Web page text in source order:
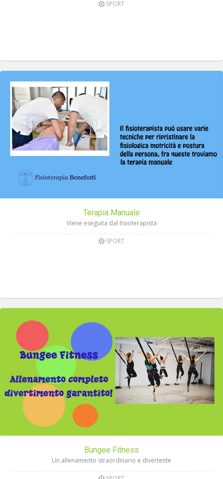
SPORT
Terapia Manuale
Viene eseguita dal fisioterapista
SPORT
Bungee Fitness
Un allenamento straordinario e divertente